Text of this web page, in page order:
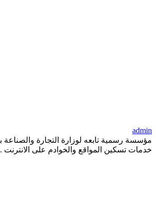
admin
خدمات تسكين المواقع والخوادم على الانترنت .